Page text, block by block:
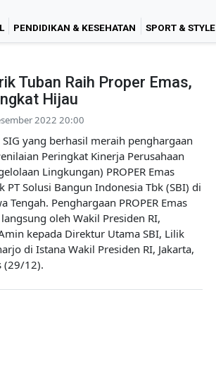
PENDIDIKAN & KESEHATAN SPORT & STYLE
Tuban Raih Proper Emas,
Hijau
2022 20:00
yang berhasil meraih penghargaan
Peringkat Kinerja Perusahaan
Lingkungan) PROPER Emas
PT Solusi Bangun Indonesia Tbk (SBI) di
Tengah. Penghargaan PROPER Emas
oleh Wakil Presiden RI,
kepada Direktur Utama SBI, Lilik
di Istana Wakil Presiden RI, Jakarta,
(29/12).